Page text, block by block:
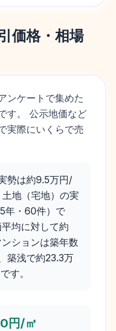
価格・相場
ンケートで集めた
す。 公示地価など
実際にいくらで売
勢は約9.5万円/
地（宅地）の実
年・60件）で
均に対して約
ションは築年数
築浅で約23.3万
す。
円/㎡